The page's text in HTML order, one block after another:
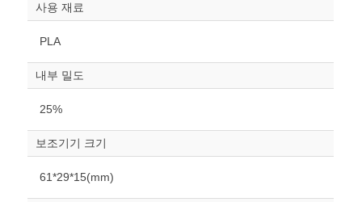
조정“ 버튼을 눌러주세요.
사용 재료
PLA
내부 밀도
25%
보조기기 크기
61*29*15(mm)